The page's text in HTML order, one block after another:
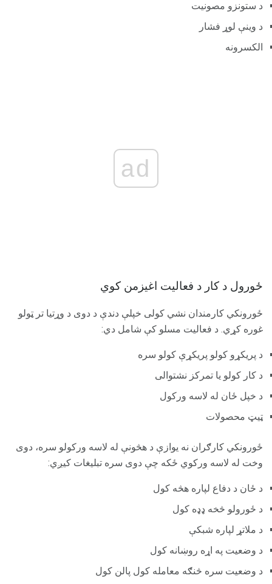
د ستونزو مصونیت
د وينې لوړ فشار
الکسرونه
ad
ځورول د کار د فعالیت اغیزمن کوي
ځورونکي کارمندان نشي کولی خپلې دندې د دوی د وړتیا تر ټولو
غوره کړي. د فعالیت مسلو کې شامل دي:
د پریکړو کولو پریکړې کولو سره
د کار کولو یا تمرکز نشتوالی
د خپل ځان له لاسه ورکول
ټيټ محصولات
ځورونکي کارګران نه یوازې د هڅونې له لاسه ورکولو سره، دوی
وخت له لاسه ورکوي ځکه چې دوی سره تبلیغات کیږي:
د ځان د دفاع لپاره هڅه کول
د ځورولو څخه ډډه کول
د ملاتړ لپاره شبکې
د وضعیت په اړه روښانه کول
د وضعیت سره څنګه معامله کول پالن کول